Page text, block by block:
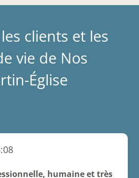
clients et les
vie de Nos
Église
humaine et très